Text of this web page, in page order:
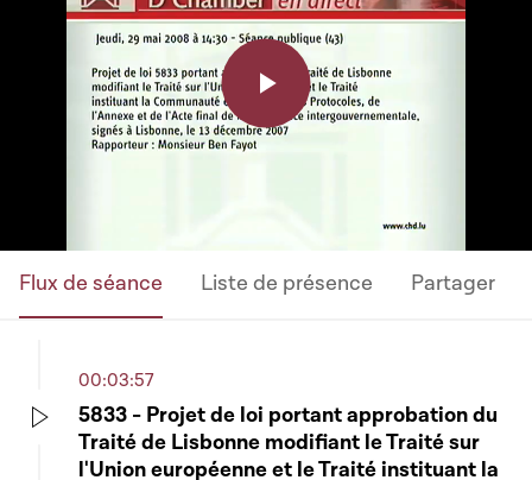
Play
Flux de séance Liste de présence Partager
00:03:57
5833 - Projet de loi portant approbation du
Traité de Lisbonne modifiant le Traité sur
l'Union européenne et le Traité instituant la